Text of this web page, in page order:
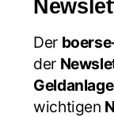
Der
der
Geldanlage
wichtigen